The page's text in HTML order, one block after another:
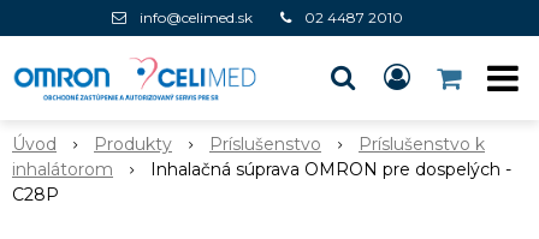
info@celimed.sk 02 4487 2010
Úvod Produkty Príslušenstvo
Príslušenstvo k
inhalátorom
Inhalačná súprava OMRON pre dospelých -
C28P